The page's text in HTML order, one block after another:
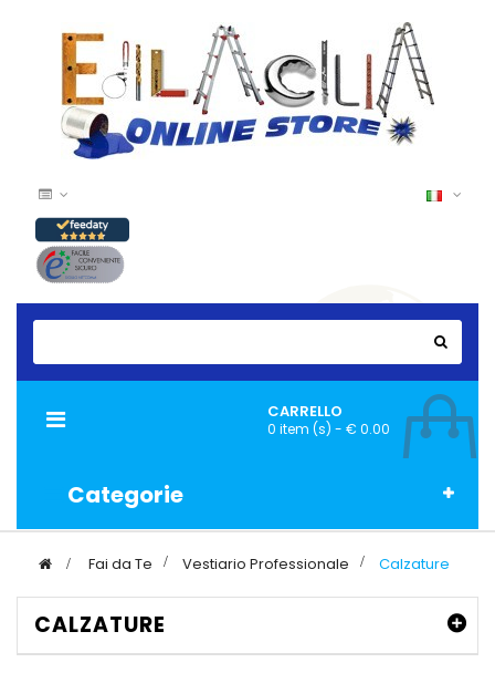
CARRELLO
0 item (s) - € 0.00
Categorie
Navigazione
> Fai da Te > Vestiario Professionale > Calzature
CALZATURE